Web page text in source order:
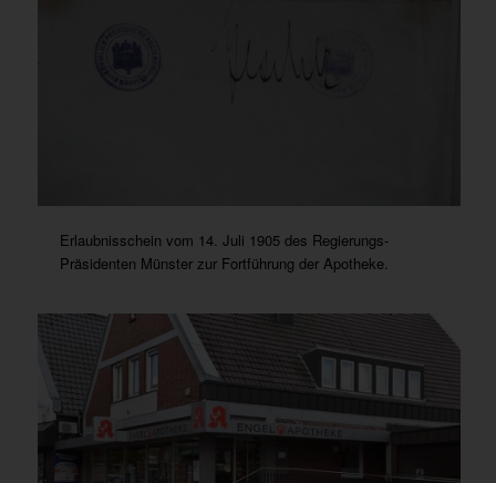
Erlaubnisschein vom 14. Juli 1905 des Regierungs-
Präsidenten Münster zur Fortführung der Apotheke.